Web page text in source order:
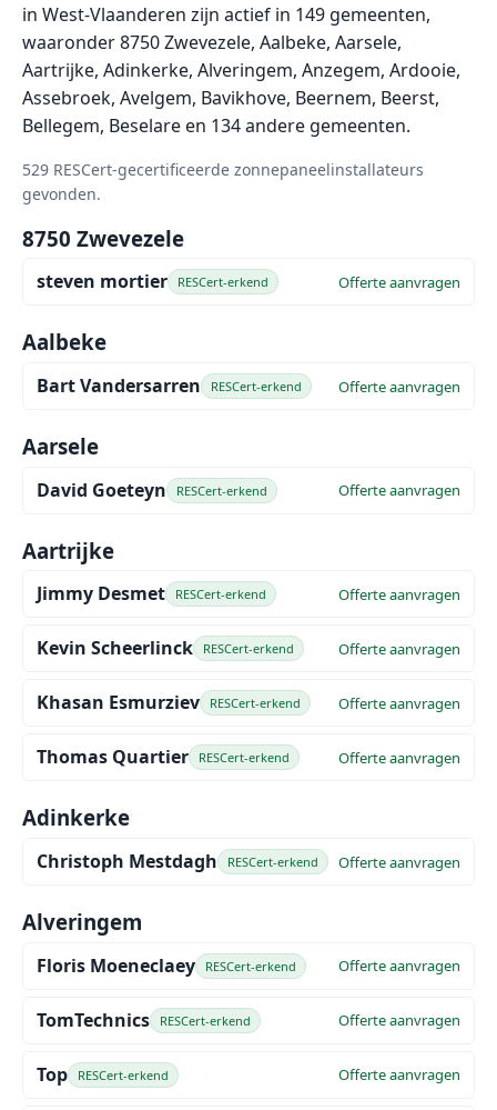
in West-Vlaanderen zijn actief in 149 gemeenten,
waaronder 8750 Zwevezele, Aalbeke, Aarsele,
Aartrijke, Adinkerke, Alveringem, Anzegem, Ardooie,
Assebroek, Avelgem, Bavikhove, Beernem, Beerst,
Bellegem, Beselare en 134 andere gemeenten.
529 RESCert-gecertificeerde zonnepaneelinstallateurs
gevonden.
8750 Zwevezele
steven mortier RESCert-erkend Offerte aanvragen
Aalbeke
Bart Vandersarren RESCert-erkend Offerte aanvragen
Aarsele
David Goeteyn RESCert-erkend Offerte aanvragen
Aartrijke
Jimmy Desmet RESCert-erkend Offerte aanvragen
Kevin Scheerlinck RESCert-erkend Offerte aanvragen
Khasan Esmurziev RESCert-erkend Offerte aanvragen
Thomas Quartier RESCert-erkend Offerte aanvragen
Adinkerke
Christoph Mestdagh RESCert-erkend Offerte aanvragen
Alveringem
Floris Moeneclaey RESCert-erkend Offerte aanvragen
TomTechnics RESCert-erkend Offerte aanvragen
Top RESCert-erkend Offerte aanvragen